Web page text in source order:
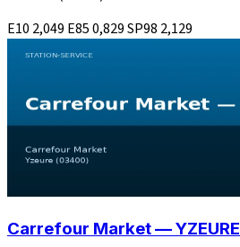
E10 2,049 E850,829SP98 2,129
Carrefour Market — YZEURE